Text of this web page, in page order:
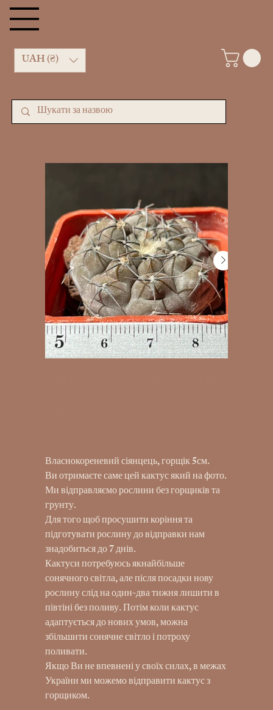
UAH (₴)
Власнокореневий сіянцець, горщік 5см.
Ви отримаєте саме цей кактус який на фото.
Ми відправляємо рослини без горщиків та
грунту.
Для того щоб просушити коріння та
підготувати рослину до відправки нам
знадобиться до 7 днів.
Кактуси потребуюсь якнайбільше
сонячного світла, але після посадки нову
рослину слід на один-два тижня лишити в
півтіні без поливу. Потім коли кактус
адаптується до нових умов, можна
збільшити сонячне світло і потроху
поливати.
Якщо Ви не впевнені у своїх силах, в межах
України ми можемо відправити кактус з
горщиком.